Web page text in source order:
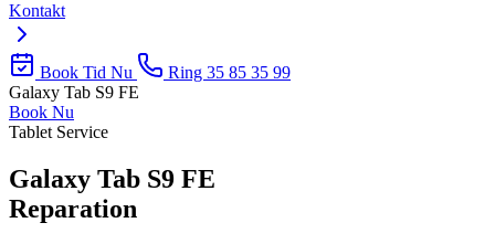
Kontakt
Book Tid Nu
Ring 35 85 35 99
Galaxy Tab S9 FE
Book Nu
Tablet Service
Galaxy Tab S9 FE
Reparation